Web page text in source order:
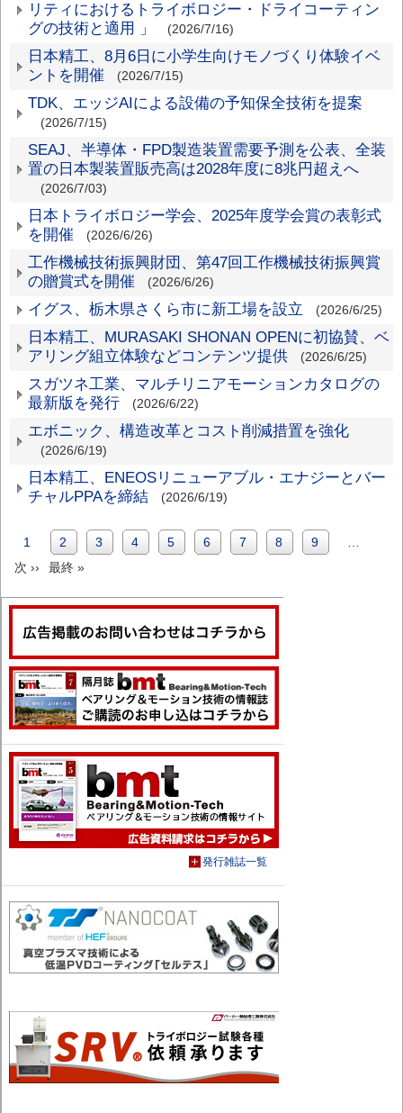
リティにおけるトライボロジー・ドライコーティン
グの技術と適用 」
(2026/7/16)
日本精工、8月6日に小学生向けモノづくり体験イベ
ントを開催
(2026/7/15)
TDK、エッジAIによる設備の予知保全技術を提案
(2026/7/15)
SEAJ、半導体・FPD製造装置需要予測を公表、全装
置の日本製装置販売高は2028年度に8兆円超えへ
(2026/7/03)
日本トライボロジー学会、2025年度学会賞の表彰式
を開催
(2026/6/26)
工作機械技術振興財団、第47回工作機械技術振興賞
の贈賞式を開催
(2026/6/26)
イグス、栃木県さくら市に新工場を設立 (2026/6/25)
日本精工、MURASAKI SHONAN OPENに初協賛、ベ
アリング組立体験などコンテンツ提供
(2026/6/25)
スガツネ工業、マルチリニアモーションカタログの
最新版を発行
(2026/6/22)
エボニック、構造改革とコスト削減措置を強化
(2026/6/19)
日本精工、ENEOSリニューアブル・エナジーとバー
チャルPPAを締結
(2026/6/19)
ペ
送
り
カ
レ
ペ
ー
ジ
1 Page
2 Page
3 Page
4 Page
5 Page
6 Page
7 Page
8 Page
9
次
ジ
次 ››
最
ー
ジ
最終 »
発行雑誌一覧